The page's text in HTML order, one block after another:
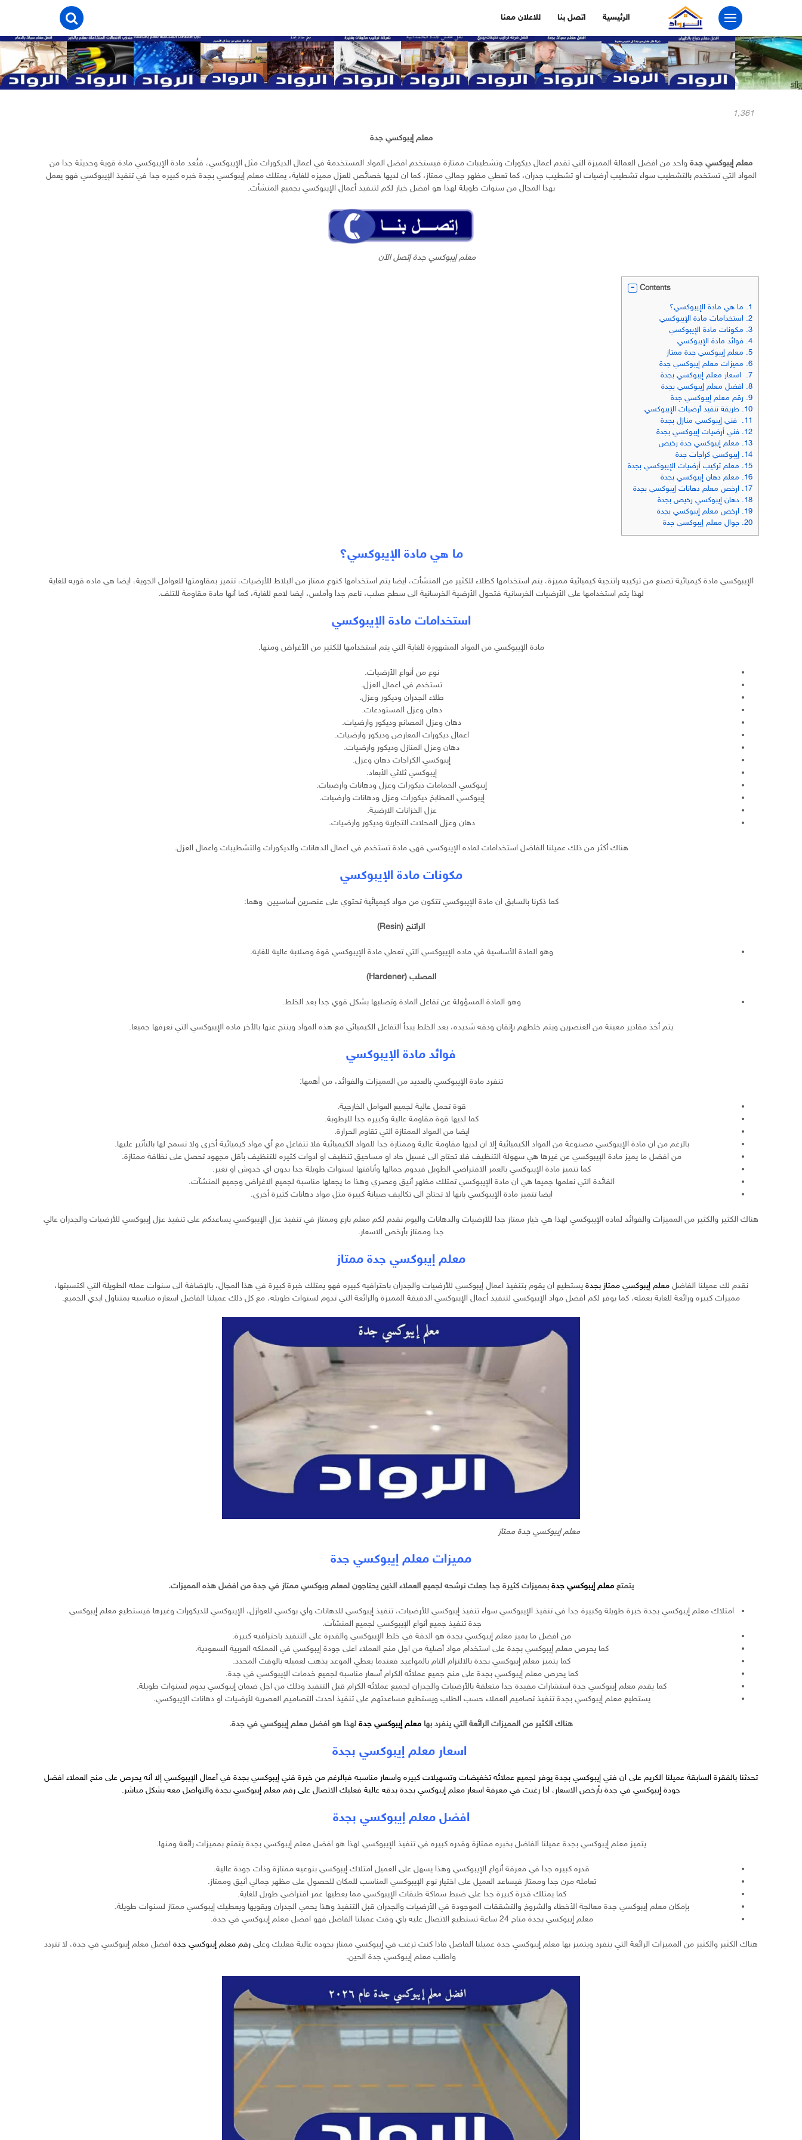
الرئيسية اتصل بنا للاعلان معنا
1٬361
معلم إيبوكسي جدة
معلم إيبوكسي جدة واحد من افضل العمالة المميزة التي تقدم اعمال ديكورات وتشطيبات ممتازة فيستخدم افضل المواد المستخدمة في اعمال الديكورات مثل الإيبوكسي، فتُعد مادة الإيبوكسي مادة قوية وحديثة جدا من
المواد التي تستخدم بالتشطيب سواء تشطيب أرضيات او تشطيب جدران، كما تعطي مظهر جمالي ممتاز، كما ان لديها خصائص للعزل مميزه للغاية، يمتلك معلم إيبوكسي بجدة خبره كبيره جدا في تنفيذ الإيبوكسي فهو يعمل
بهذا المجال من سنوات طويلة لهذا هو افضل خيار لكم لتنفيذ أعمال الإيبوكسي بجميع المنشأت.
معلم إيبوكسي جدة إتصل الآن
Contents
1.
ما هي مادة الإيبوكسي؟
2. استخدامات مادة الإيبوكسي
3. مكونات مادة الإيبوكسي
4. فوائد مادة الإيبوكسي
5. معلم إيبوكسي جدة ممتاز
6. مميزات معلم إيبوكسي جدة
7.
اسعار معلم إيبوكسي بجدة
8. افضل معلم إيبوكسي بجدة
9. رقم معلم إيبوكسي جدة
10.
طريقة تنفيذ أرضيات الإيبوكسي
11.
فني إيبوكسي منازل بجدة
12. فني أرضيات إيبوكسي بجدة
13.
معلم إيبوكسي جدة رخيص
14.
إيبوكسي كراجات جدة
15.
معلم تركيب أرضيات الإيبوكسي بجدة
16.
معلم دهان إيبوكسي بجدة
17.
ارخص معلم دهانات إيبوكسي بجدة
18. دهان إيبوكسي رخيص بجدة
19.
ارخص معلم إيبوكسي بجدة
20. جوال معلم إيبوكسي جدة
ما هي مادة الإيبوكسي؟
الإيبوكسي مادة كيميائية تصنع من تركيبه راتنجية كيميائية مميزة، يتم استخدامها كطلاء للكثير من المنشأت، ايضا يتم استخدامها كنوع ممتاز من البلاط للأرضيات، تتميز بمقاومتها للعوامل الجوية، ايضا هي ماده قويه للغاية
لهذا يتم استخدامها على الأرضيات الخرسانية فتحول الأرضية الخرسانية الى سطح صلب، ناعم جدا وأملس، ايضا لامع للغاية، كما أنها مادة مقاومة للتلف.
استخدامات مادة الإيبوكسي
مادة الإيبوكسي من المواد المشهورة للغاية التي يتم استخدامها للكثير من الأغراض ومنها.
نوع من أنواع الأرضيات.
تستخدم في اعمال العزل.
طلاء الجدران وديكور وعزل.
دهان وعزل المستودعات.
دهان وعزل المصانع وديكور وارضيات.
اعمال ديكورات المعارض وديكور وارضيات.
دهان وعزل المنازل وديكور وارضيات.
إيبوكسي الكراجات دهان وعزل.
إيبوكسي ثلاثي الأبعاد.
إيبوكسي الحمامات ديكورات وعزل ودهانات وارضيات.
إيبوكسي المطابخ ديكورات وعزل ودهانات وارضيات.
عزل الخزانات الارضية.
دهان وعزل المحلات التجارية وديكور وارضيات.
هناك أكثر من ذلك عميلنا الفاضل استخدامات لماده الإيبوكسي فهي مادة تستخدم في اعمال الدهانات والديكورات والتشطيبات واعمال العزل.
مكونات مادة الإيبوكسي
كما ذكرنا بالسابق ان مادة الإيبوكسي تتكون من مواد كيميائية تحتوي على عنصرين أساسيين وهما:
الراتنج (Resin)
وهو المادة الأساسية في ماده الإيبوكسي التي تعطي مادة الإيبوكسي قوة وصلابة عالية للغاية.
المصلب (Hardener)
وهو المادة المسؤولة عن تفاعل المادة وتصلبها بشكل قوي جدا بعد الخلط.
يتم أخذ مقادير معينة من العنصرين ويتم خلطهم بإتقان ودقه شديده، بعد الخلط يبدأ التفاعل الكيميائي مع هذه المواد وينتج عنها بالأخر ماده الإيبوكسي التي نعرفها جميعا.
فوائد مادة الإيبوكسي
تنفرد مادة الإيبوكسي بالعديد من المميزات والفوائد، من أهمها:
قوة تحمل عالية لجميع العوامل الخارجية.
كما لديها قوة مقاومة عالية وكبيره جدا للرطوبة.
ايضا من المواد الممتازة التي تقاوم الحرارة.
بالرغم من ان مادة الإيبوكسي مصنوعة من المواد الكيميائية إلا ان لديها مقاومة عالية وممتازة جدا للمواد الكيميائية فلا تتفاعل مع أي مواد كيميائية أخرى ولا تسمح لها بالتأثير عليها.
من افضل ما يميز مادة الإيبوكسي عن غيرها هي سهولة التنظيف فلا تحتاج الى غسيل حاد او مساحيق تنظيف او ادوات كثيره للتنظيف بأقل مجهود تحصل على نظافة ممتازة.
كما تتميز مادة الإيبوكسي بالعمر الافتراضي الطويل فيدوم جمالها وأناقتها لسنوات طويلة جدا بدون اي خدوش او تغير.
الفائدة التي نعلمها جميعا هي ان مادة الإيبوكسي تمتلك مظهر أنيق وعصري وهذا ما يجعلها مناسبة لجميع الاغراض وجميع المنشآت.
ايضا تتميز مادة الإيبوكسي بانها لا تحتاج الى تكاليف صيانة كبيرة مثل مواد دهانات كثيرة أخرى.
هناك الكثير والكثير من المميزات والفوائد لماده الإيبوكسي لهذا هي خيار ممتاز جدا للأرضيات والدهانات واليوم نقدم لكم معلم بارع وممتاز في تنفيذ عزل الإيبوكسي يساعدكم على تنفيذ عزل إيبوكسي للأرضيات والجدران عالي
جدا وممتاز بأرخص الاسعار.
معلم إيبوكسي جدة ممتاز
نقدم لك عميلنا الفاضلمعلم إيبوكسي ممتاز بجدة يستطيع ان يقوم بتنفيذ اعمال إيبوكسي للأرضيات والجدران باحترافيه كبيره فهو يمتلك خبرة كبيرة في هذا المجال، بالإضافة الى سنوات عمله الطويلة التي اكتسبتها،
مميزات كبيره ورائعة للغاية بعمله، كما يوفر لكم افضل مواد الإيبوكسي لتنفيذ أعمال الإيبوكسي الدقيقة المميزة والرائعة التي تدوم لسنوات طويله، مع كل ذلك عميلنا الفاضل اسعاره مناسبه بمتناول ايدي الجميع.
معلم إيبوكسي جدة ممتاز
مميزات معلم إيبوكسي جدة
يتمتع معلم إيبوكسي جدة بمميزات كثيرة جدا جعلت نرشحه لجميع العملاء الذين يحتاجون لمعلم وبوكسي ممتاز في جدة من افضل هذه المميزات.
امتلاك معلم إيبوكسي بجدة خبرة طويلة وكبيرة جدا في تنفيذ الإيبوكسي سواء تنفيذ إيبوكسي للأرضيات، تنفيذ إيبوكسي للدهانات واي بوكسي للعوازل، الإيبوكسي للديكورات وغيرها فيستطيع معلم إيبوكسي
جدة تنفيذ جميع أنواع الإيبوكسي لجميع المنشآت.
من افضل ما يميز معلم إيبوكسي بجدة هو الدقة في خلط الإيبوكسي والقدرة على التنفيذ باحترافيه كبيرة.
كما يحرص معلم إيبوكسي بجدة على استخدام مواد أصلية من اجل منح العملاء اعلى جودة إيبوكسي في المملكه العربية السعودية.
كما يتميز معلم إيبوكسي بجدة بالالتزام التام بالمواعيد فعندما يعطي الموعد يذهب لعميله بالوقت المحدد.
كما يحرص معلم إيبوكسي بجدة على منح جميع عملائه الكرام أسعار مناسبة لجميع خدمات الإيبوكسي في جدة.
كما يقدم معلم إيبوكسي جدة استشارات مفيدة جدا متعلقة بالأرضيات والجدران لجميع عملائه الكرام قبل التنفيذ وذلك من اجل ضمان إيبوكسي يدوم لسنوات طويلة.
يستطيع معلم إيبوكسي بجدة تنفيذ تصاميم العملاء حسب الطلب ويستطيع مساعدتهم على تنفيذ احدث التصاميم العصرية لأرضيات او دهانات الإيبوكسي.
هناك الكثير من المميزات الرائعة التي ينفرد بها معلم إيبوكسي جدة لهذا هو افضل معلم إيبوكسي في جدة.
اسعار معلم إيبوكسي بجدة
تحدثنا بالفقرة السابقة عميلنا الكريم على ان فني إيبوكسي بجدة يوفر لجميع عملائه تخفيضات وتسهيلات كبيره واسعار مناسبه فبالرغم من خبرة فني إيبوكسي بجدة في أعمال الإيبوكسي إلا أنه يحرص على منح العملاء افضل
جودة إيبوكسي في جدة بأرخص الاسعار، اذا رغبت في معرفة اسعار معلم إيبوكسي بجدة بدقه عالية فعليك الاتصال على رقم معلم إيبوكسي بجدة والتواصل معه بشكل مباشر.
افضل معلم إيبوكسي بجدة
يتميز معلم إيبوكسي بجدة عميلنا الفاضل بخبره ممتازة وقدره كبيره في تنفيذ الإيبوكسي لهذا هو افضل معلم إيبوكسي بجدة يتمتع بمميزات رائعة ومنها.
قدره كبيره جدا في معرفة أنواع الإيبوكسي وهذا يسهل على العميل امتلاك إيبوكسي بنوعيه ممتازة وذات جودة عالية.
تعامله مرن جدا وممتاز فيساعد العميل على اختيار نوع الإيبوكسي المناسب للمكان للحصول على مظهر جمالي أنيق وممتاز.
كما يمتلك قدرة كبيرة جدا على ضبط سماكة طبقات الإيبوكسي مما يعطيها عمر افتراضي طويل للغاية.
بإمكان معلم إيبوكسي جدة معالجة الأخطاء والشروخ والتشققات الموجودة في الأرضيات والجدران قبل التنفيذ وهذا يحمي الجدران ويقويها ويعطيك إيبوكسي ممتاز لسنوات طويلة.
معلم إيبوكسي بجدة متاح 24 ساعة تستطيع الاتصال عليه باي وقت عميلنا الفاضل فهو افضل معلم إيبوكسي في جدة.
هناك الكثير والكثير من المميزات الرائعة التي ينفرد ويتميز بها معلم إيبوكسي جدة عميلنا الفاضل فاذا كنت ترغب في إيبوكسي ممتاز بجوده عالية فعليك وعلى رقم معلم إيبوكسي جدة افضل معلم إيبوكسي في جدة، لا تتردد
واطلب معلم إيبوكسي جدة الحين.